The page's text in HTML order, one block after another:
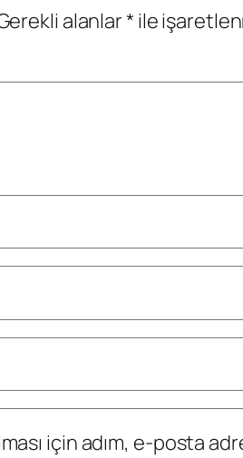
alanlar* ile
için adım, e-posta